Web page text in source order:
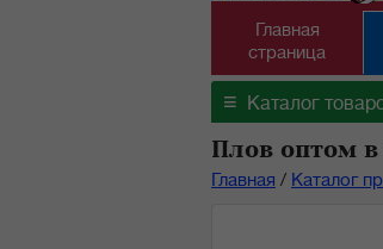
Главная
страница
≡ Каталог
Плов оптом
Главная / Каталог